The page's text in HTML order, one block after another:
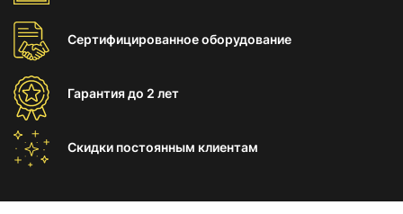
Сертифицированноеоборудование
Гарантиядо 2 лет
Скидки постоянным клиентам